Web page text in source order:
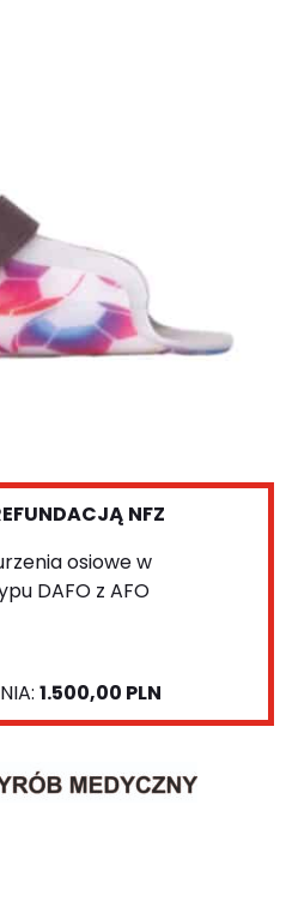
NFZ
osiowe w
DAFO z AFO
1.500,00 PLN